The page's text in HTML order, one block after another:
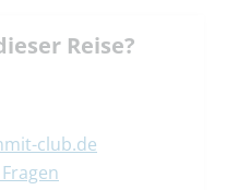
Reise?
club.de